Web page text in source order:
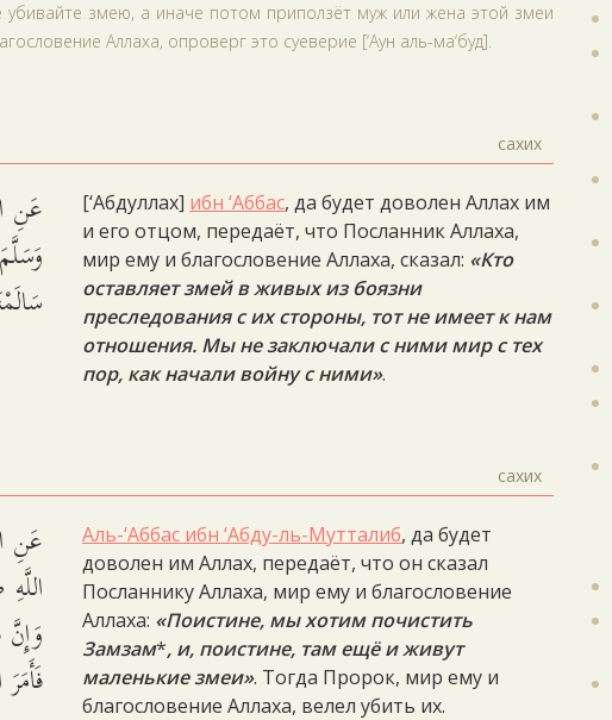
змею, а иначе потом приползёт муж или жена этой змеи
Аллаха, опроверг это суеверие [‘Аун аль-ма‘буд].
сахих
عَنِ [‘Абдуллах] ибн ‘Аббас, да будет доволен Аллах им
и его отцом, передаёт, что Посланник Аллаха,
мир ему и благословение Аллаха, сказал: «Кто
оставляет змей в живых из боязни
преследования с их стороны, тот не имеет к нам
отношения. Мы не заключали с ними мир с тех
пор, как начали войну с ними».
сахих
عَنِ Аль-‘Аббас ибн ‘Абду-ль-Мутталиб, да будет
доволен им Аллах, передаёт, что он сказал
Посланнику Аллаха, мир ему и благословение
Аллаха: «Поистине, мы хотим почистить
Замзам*, и, поистине, там ещё и живут
маленькие змеи». Тогда Пророк, мир ему и
благословение Аллаха, велел убить их.